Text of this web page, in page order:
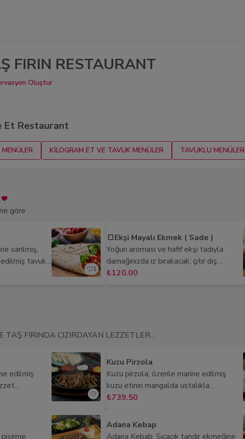
FIRIN RESTAURANT
Oluştur
Et Restaurant
KİLOGRAM ET VE TAVUK MENÜLER TAVUKLU MENÜLER
göre
sarılmış,
tavuk
1
🍞Ekşi Mayalı Ekmek ( Sade )
Yoğun aroması ve hafif ekşi tadıyla
damağınızda iz bırakacak; çıtır dış
kabuğu ve yumuşacık iç dokusuyla ideal
₺120.00
TAŞ FIRINDA CIZIRDAYAN LEZZETLER...
edilmiş
ve
leziz
Özel
Kuzu Pirzola
Kuzu pirzola, özenle marine edilmiş
kuzu etinin mangalda ustalıkla
pişirilmesiyle hazırlanır. Dışı çıtır ve içi
taze otlarla lezzetlendirilmiştir.
Sofraya eşlik eden aromatik otlu
₺739.50
Adana Kebap
Adana Kebab: Sıcacık tandır ekmeğine